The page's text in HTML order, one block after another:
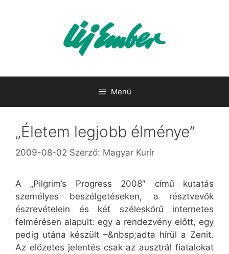
Menü
„Életem legjobb élménye”
2009-08-02 Szerző: Magyar Kurír
A „Pilgrim’s Progress 2008″ című kutatás
személyes beszélgetéseken, a résztvevők
észrevételein és két széleskörű internetes
felmérésen alapult: egy a rendezvény előtt, egy
pedig utána készült –&nbsp;adta hírül a Zenit.
Az előzetes jelentés csak az ausztrál fiatalokat